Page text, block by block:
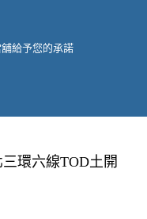
給予您的承諾
環六線TOD土開